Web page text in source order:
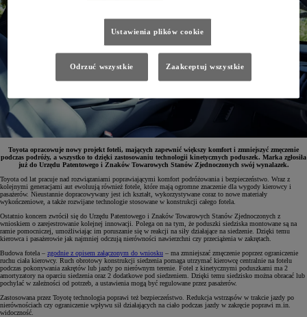
Toyota opracowuje nowy projekt foteli, mających zapewnić większy komfort i zmniejszyć zmęczenie
podczas podróży, a wszystko to dzięki zastosowaniu technologii kinetycznych poduszek. Marka zgłosiła
już do Urzędu Patentowego i Znaków Towarowych Stanów Zjednoczonych swój wynalazek.
Toyota od lat pracuje nad rozwiązaniami poprawiającymi komfort podróżowania i bezpieczeństwo. Wraz z
kolejnymi generacjami aut ewoluują również fotele, które mają ogromne znaczenie dla wygody kierowcy i
pasażerów. Nieustannie dopracowywany jest ich kształt, wykorzystywane coraz to nowe materiały
wykończeniowe, a także rozwijane technologie stosowane w konstrukcji całego fotela.
Ostatnio koncern zwrócił się do Urzędu Patentowego i Znaków Towarowych Stanów Zjednoczonych z
wnioskiem o zarejestrowanie kolejnej innowacji. Polega on na tym, że poduszki siedziska montowane są na
ramie pomocniczej, umożliwiając im poruszanie się w reakcji na siły działające na siedzenie. Dzięki temu
kierowca i pasażerowie jak najmniej odczują nierówności nawierzchni czy przeciążenia w zakrętach.
Budowa fotela – zgodnie z opisem załączonym do wniosku – ma zmniejszać zmęczenie poprzez ograniczenie
ruchu ciała kierowcy. Ruch obrotowy konstrukcji siedzenia pomaga utrzymać kierowcę centralnie na fotelu
podczas pokonywania zakrętów lub jazdy po nierównym terenie. Fotel z kinetycznymi poduszkami ma 2
amortyzatory na oparciu siedzenia oraz 2 dodatkowe pod siedzeniem. Dzięki temu siedzisko można obracać lub
pochylać w zależności od potrzeb, a ustawienia mogą być regulowane przez pasażerów.
Zastosowana przez Toyotę technologia poprawi też bezpieczeństwo. Redukcja wstrząsów w trakcie jazdy po
nierównościach czy ograniczenie wpływu sił działających na ciało podczas jazdy w zakręcie poprawi m.in.
widoczność.
Ustawienia plików cookie
Odrzuć wszystkie Zaakceptuj wszystkie